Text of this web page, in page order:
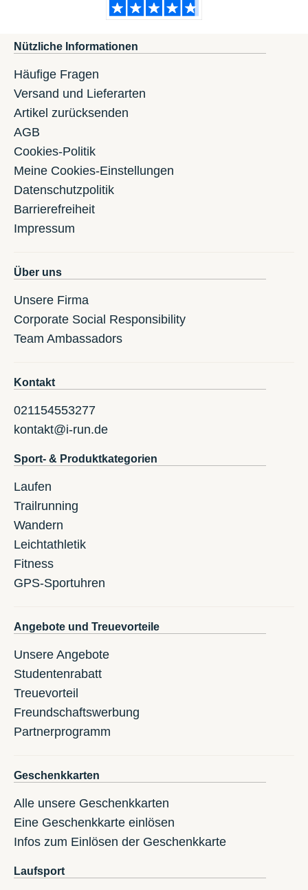
Nützliche Informationen
Häufige Fragen
Versand und Lieferarten
Artikel zurücksenden
AGB
Cookies-Politik
Meine Cookies-Einstellungen
Datenschutzpolitik
Barrierefreiheit
Impressum
Über uns
Unsere Firma
Corporate Social Responsibility
Team Ambassadors
Kontakt
021154553277
kontakt@i-run.de
Sport- & Produktkategorien
Laufen
Trailrunning
Wandern
Leichtathletik
Fitness
GPS-Sportuhren
Angebote und Treuevorteile
Unsere Angebote
Studentenrabatt
Treuevorteil
Freundschaftswerbung
Partnerprogramm
Geschenkkarten
Alle unsere Geschenkkarten
Eine Geschenkkarte einlösen
Infos zum Einlösen der Geschenkkarte
Laufsport